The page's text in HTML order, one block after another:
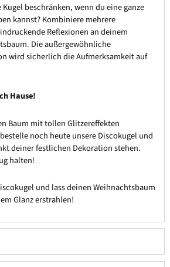
beschränken, wenn du eine ganze
kannst? Kombiniere mehrere
Reflexionen an deinem
Die außergewöhnliche
wird sicherlich die Aufmerksamkeit auf
Hause!
Baum mit tollen Glitzereffekten
noch heute unsere Discokugel und
deiner festlichen Dekoration stehen.
halten!
und lass deinen Weihnachtsbaum
Glanz erstrahlen!